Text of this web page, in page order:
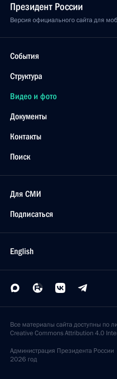
Президент России
Версия официального сайта для
События
Структура
Видео и фото
Документы
Контакты
Поиск
Для СМИ
Подписаться
English
Все материалы сайта доступны по
Creative Commons Attribution 4.0
Администрация Президента России
2026 год